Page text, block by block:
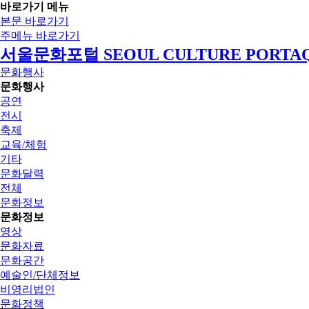
바로가기 메뉴
본문 바로가기
주메뉴 바로가기
서울문화포털 SEOUL CULTURE
문화행사
문화행사
공연
전시
축제
교육/체험
기타
문화달력
전체
문화정보
문화정보
영상
문화자료
문화공간
예술인/단체정보
비영리법인
문화정책